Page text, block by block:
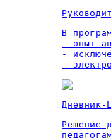
В
- опыт
-
-
Дневник-
Решение